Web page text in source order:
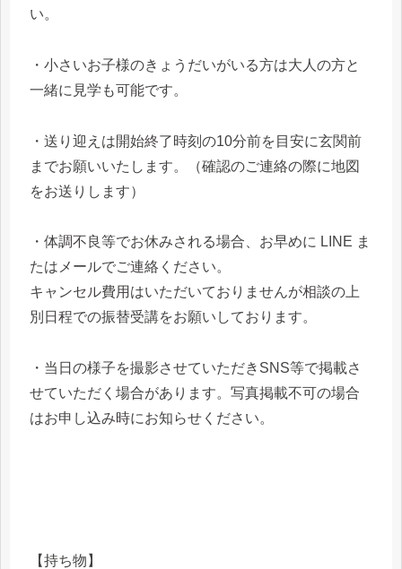
い。
・小さいお子様のきょうだいがいる方は大人の方と
一緒に見学も可能です。
・送り迎えは開始終了時刻の10分前を目安に玄関前
までお願いいたします。（確認のご連絡の際に地図
をお送りします）
・体調不良等でお休みされる場合、お早めに LINE ま
たはメールでご連絡ください。
キャンセル費用はいただいておりませんが相談の上
別日程での振替受講をお願いしております。
・当日の様子を撮影させていただきSNS等で掲載さ
せていただく場合があります。写真掲載不可の場合
はお申し込み時にお知らせください。
【持ち物】